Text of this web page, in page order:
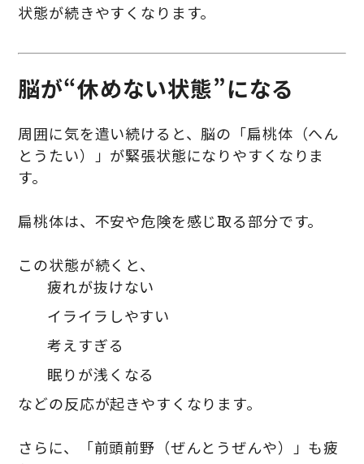
状態が続きやすくなります。
脳が“休めない状態”になる
周囲に気を遣い続けると、脳の「扁桃体（へん
とうたい）」が緊張状態になりやすくなりま
す。
扁桃体は、不安や危険を感じ取る部分です。
この状態が続くと、
疲れが抜けない
イライラしやすい
考えすぎる
眠りが浅くなる
などの反応が起きやすくなります。
さらに、「前頭前野（ぜんとうぜんや）」も疲